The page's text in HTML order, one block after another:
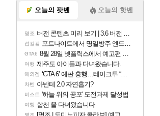
오늘의 팟벤 오늘의 핫벤
명조 버전 콘텐츠 미리 보기 | 3.6 버전 「신기루 속 등불 그림자, 속세에 깃든 검의 결심」이 8월 20일에 업데이트됩니다!
섭컬겜 포트나이트에서 명일방주 엔드필드 [펠리카] 판매 예정
GTA6 8월 28일 넷플릭스에서 예고편 공개 예정
여행 제주도 아이들과 다녀왔습니다.
해외겜 ‘GTA 6’ 예판 흥행…테이크투 “내부 예상 크게 넘어”
차벤 아반테 2.0 자연흡기?
비스트 '하늘 위의 공포' 도전과제 달성법
여행 합천 을 다녀왔습니다
명조